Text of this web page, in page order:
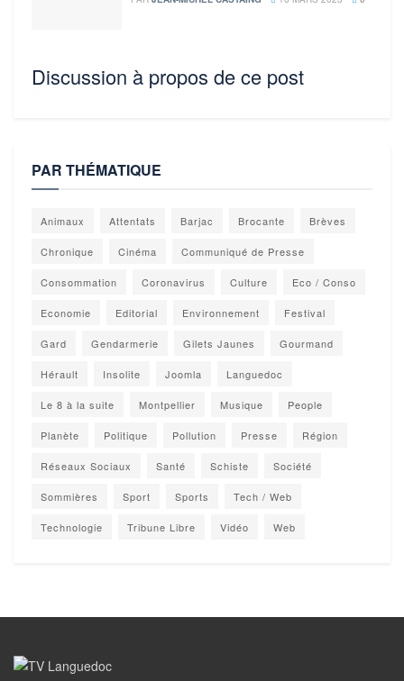
Discussion à propos de ce post
PAR THÉMATIQUE
Animaux Attentats Barjac Brocante Brèves
Chronique Cinéma Communiqué de Presse
Consommation Coronavirus Culture Eco / Conso
Economie Editorial Environnement Festival
Gard Gendarmerie Gilets Jaunes Gourmand
Hérault Insolite Joomla Languedoc
Le 8 à la suite Montpellier Musique People
Planète Politique Pollution Presse Région
Réseaux Sociaux Santé Schiste Société
Sommières Sport Sports Tech / Web
Technologie Tribune Libre Vidéo Web